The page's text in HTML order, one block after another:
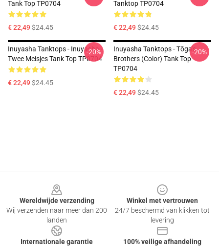
Tank Top TP0704
€ 22,49$24.45
Tanktop TP0704
€ 22,49$24.45
Inuyasha Tanktops - Inuyasha -
Twee Meisjes Tank Top TP0704
€ 22,49$24.45
-20%
Inuyasha Tanktops - Tōga's
Brothers (color) Tank Top
TP0704
€ 22,49$24.45
-20%
Wereldwijde verzending
Wij verzenden naar meer dan 200
landen
Winkel met vertrouwen
24/7 beschermd van klikken tot
levering
Internationale garantie
100% veilige afhandeling